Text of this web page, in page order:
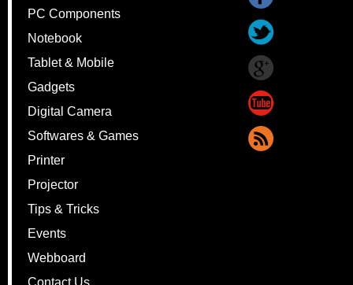
PC Components
Notebook
Tablet & Mobile
Gadgets
Digital Camera
Softwares & Games
Printer
Projector
Tips & Tricks
Events
Webboard
Contact Us